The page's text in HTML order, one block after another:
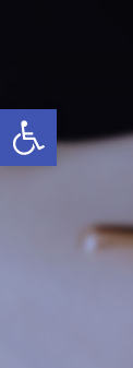
Abrir barra